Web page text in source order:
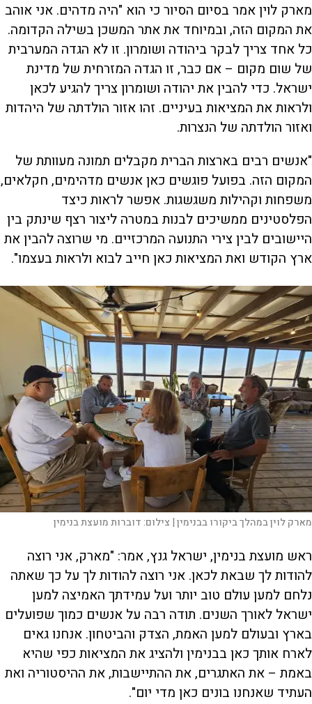
מארק לוין אמר בסיום הסיור כי הוא "היה מדהים. אני אוהב
את המקום הזה, ובמיוחד את אתר המשכן בשילה הקדומה.
כל אחד צריך לבקר ביהודה ושומרון. זו לא הגדה המערבית
של שום מקום – אם כבר, זו הגדה המזרחית של מדינת
ישראל. כדי להבין את יהודה ושומרון צריך להגיע לכאן
ולראות את המציאות בעיניים. זהו אזור הולדתה של היהדות
ואזור הולדתה של הנצרות.
"אנשים רבים בארצות הברית מקבלים תמונה מעוותת של
המקום הזה. בפועל פוגשים כאן אנשים מדהימים, חקלאים,
משפחות וקהילות משגשגות. אפשר לראות כיצד
הפלסטינים ממשיכים לבנות במטרה ליצור רצף שינתק בין
היישובים לבין צירי התנועה המרכזיים. מי שרוצה להבין את
ארץ הקודש ואת המציאות כאן חייב לבוא ולראות בעצמו".
מארק לוין במהלך ביקורו בבנימין | צילום:דוברות מועצת בנימין
ראש מועצת בנימין, ישראל גנץ, אמר: "מארק, אני רוצה
להודות לך שבאת לכאן. אני רוצה להודות לך על כך שאתה
נלחם למען עולם טוב יותר ועל עמידתך האמיצה למען
ישראל לאורך השנים. תודה רבה על אנשים כמוך שפועלים
בארץ ובעולם למען האמת, הצדק והביטחון. אנחנו גאים
לארח אותך כאן בבנימין ולהציג את המציאות כפי שהיא
באמת – את האתגרים, את ההתיישבות, את ההיסטוריה ואת
העתיד שאנחנו בונים כאן מדי יום".